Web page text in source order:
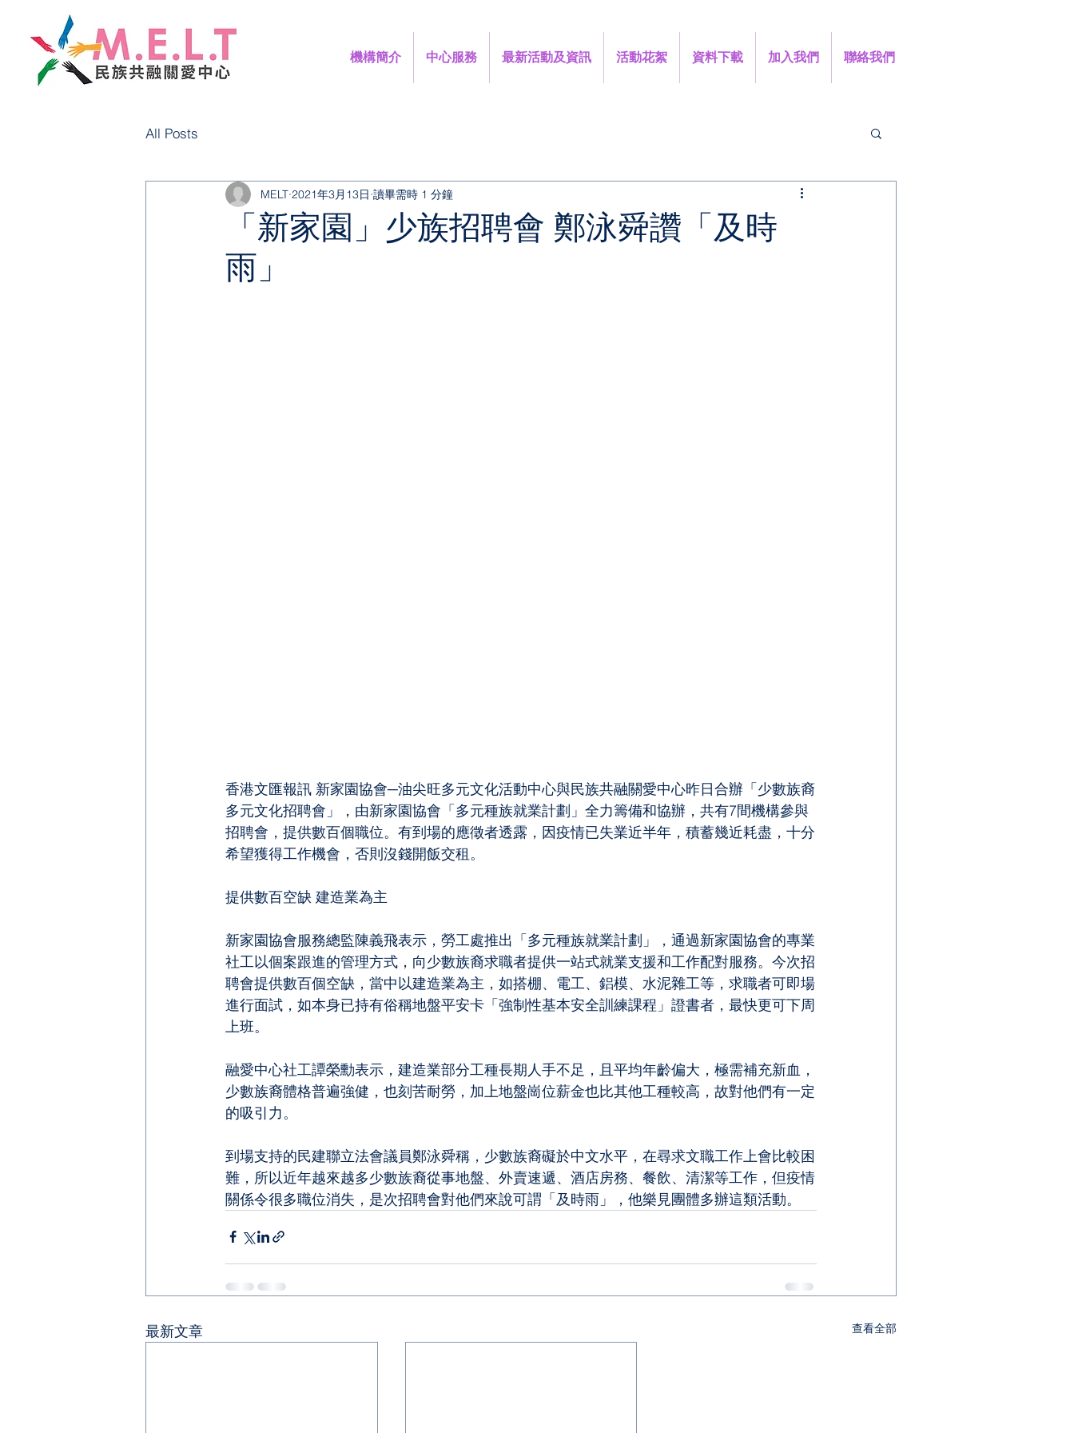
機構簡介 中心服務 最新活動及資訊 活動花絮 資料下載 加入我們 聯絡我們
All Posts
「新家園」少族招聘會 鄭泳舜讚「及時
雨」
MELT 2021年3月13日 讀畢需時 1 分鐘
香港文匯報訊 新家園協會─油尖旺多元文化活動中心與民族共融關愛中心昨日合辦「少數族裔
多元文化招聘會」，由新家園協會「多元種族就業計劃」全力籌備和協辦，共有7間機構參與
招聘會，提供數百個職位。有到場的應徵者透露，因疫情已失業近半年，積蓄幾近耗盡，十分
希望獲得工作機會，否則沒錢開飯交租。
提供數百空缺 建造業為主
新家園協會服務總監陳義飛表示，勞工處推出「多元種族就業計劃」，通過新家園協會的專業
社工以個案跟進的管理方式，向少數族裔求職者提供一站式就業支援和工作配對服務。今次招
聘會提供數百個空缺，當中以建造業為主，如搭棚、電工、鋁模、水泥雜工等，求職者可即場
進行面試，如本身已持有俗稱地盤平安卡「強制性基本安全訓練課程」證書者，最快更可下周
上班。
融愛中心社工譚榮勳表示，建造業部分工種長期人手不足，且平均年齡偏大，極需補充新血，
少數族裔體格普遍強健，也刻苦耐勞，加上地盤崗位薪金也比其他工種較高，故對他們有一定
的吸引力。
到場支持的民建聯立法會議員鄭泳舜稱，少數族裔礙於中文水平，在尋求文職工作上會比較困
難，所以近年越來越多少數族裔從事地盤、外賣速遞、酒店房務、餐飲、清潔等工作，但疫情
關係令很多職位消失，是次招聘會對他們來說可謂「及時雨」，他樂見團體多辦這類活動。
最新文章 查看全部